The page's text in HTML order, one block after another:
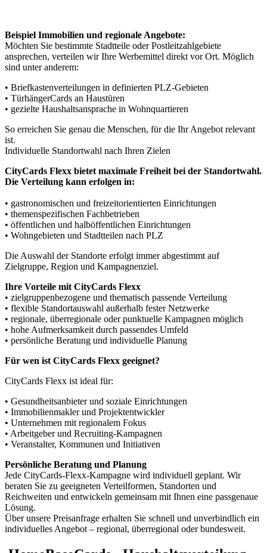
Beispiel Immobilien und regionale Angebote:
Möchten Sie bestimmte Stadtteile oder Postleitzahlgebiete
ansprechen, verteilen wir Ihre Werbemittel direkt vor Ort. Möglich
sind unter anderem:
• Briefkastenverteilungen in definierten PLZ-Gebieten
• TürhängerCards an Haustüren
• gezielte Haushaltsansprache in Wohnquartieren
So erreichen Sie genau die Menschen, für die Ihr Angebot relevant
ist.
Individuelle Standortwahl nach Ihren Zielen
CityCards Flexx bietet maximale Freiheit bei der Standortwahl.
Die Verteilung kann erfolgen in:
• gastronomischen und freizeitorientierten Einrichtungen
• themenspezifischen Fachbetrieben
• öffentlichen und halböffentlichen Einrichtungen
• Wohngebieten und Stadtteilen nach PLZ
Die Auswahl der Standorte erfolgt immer abgestimmt auf
Zielgruppe, Region und Kampagnenziel.
Ihre Vorteile mit CityCards Flexx
• zielgruppenbezogene und thematisch passende Verteilung
• flexible Standortauswahl außerhalb fester Netzwerke
• regionale, überregionale oder punktuelle Kampagnen möglich
• hohe Aufmerksamkeit durch passendes Umfeld
• persönliche Beratung und individuelle Planung
Für wen ist CityCards Flexx geeignet?
CityCards Flexx ist ideal für:
• Gesundheitsanbieter und soziale Einrichtungen
• Immobilienmakler und Projektentwickler
• Unternehmen mit regionalem Fokus
• Arbeitgeber und Recruiting-Kampagnen
• Veranstalter, Kommunen und Initiativen
Persönliche Beratung und Planung
Jede CityCards-Flexx-Kampagne wird individuell geplant. Wir
beraten Sie zu geeigneten Verteilformen, Standorten und
Reichweiten und entwickeln gemeinsam mit Ihnen eine passgenaue
Lösung.
Über unsere Preisanfrage erhalten Sie schnell und unverbindlich ein
individuelles Angebot – regional, überregional oder bundesweit.